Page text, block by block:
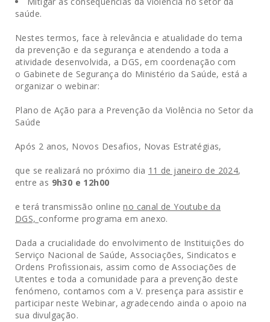
saúde.
Nestes termos, face à relevância e atualidade do tema
da prevenção e da segurança e atendendo a toda a
atividade desenvolvida, a DGS, em coordenação com
o Gabinete de Segurança do Ministério da Saúde, está a
organizar o webinar:
Plano de Ação para a Prevenção da Violência no Setor da
Saúde
Após 2 anos, Novos Desafios, Novas Estratégias,
que se realizará no próximo dia 11 de janeiro de 2024,
entre as 9h30 e 12h00
e terá transmissão onlineno canal de Youtube da
DGS, conforme programa em anexo.
Dada a crucialidade do envolvimento de Instituições do
Serviço Nacional de Saúde, Associações, Sindicatos e
Ordens Profissionais, assim como de Associações de
Utentes e toda a comunidade para a prevenção deste
fenómeno, contamos com a V. presença para assistir e
participar neste Webinar, agradecendo ainda o apoio na
sua divulgação.